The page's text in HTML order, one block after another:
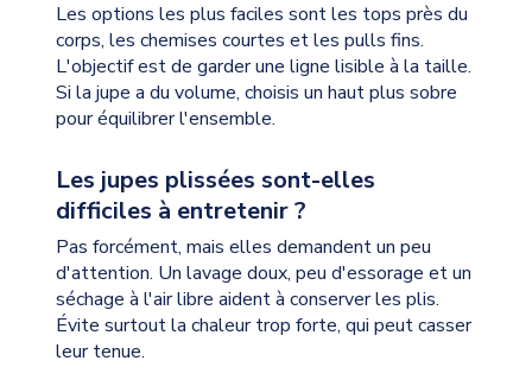
Les options les plus faciles sont les tops près du
corps, les chemises courtes et les pulls fins.
L'objectif est de garder une ligne lisible à la taille.
Si la jupe a du volume, choisis un haut plus sobre
pour équilibrer l'ensemble.
Les jupes plissées sont-elles
difficiles à entretenir ?
Pas forcément, mais elles demandent un peu
d'attention. Un lavage doux, peu d'essorage et un
séchage à l'air libre aident à conserver les plis.
Évite surtout la chaleur trop forte, qui peut casser
leur tenue.